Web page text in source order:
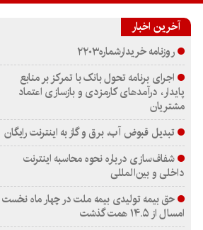
آخرین اخبار
روزنامه خریدارشماره۲۲۰۳
اجرای برنامه تحول بانک با تمرکز بر منابع
پایدار، درآمدهای کارمزدی و بازسازی اعتماد
مشتریان
تبدیل قبوض آب، برق و گاز به اینترنت رایگان
شفاف‌سازی درباره نحوه محاسبه اینترنت
داخلی و بین‌المللی
حق بیمه تولیدی بیمه ملت در چهار ماه نخست
امسال از ۱۴.۵ همت گذشت